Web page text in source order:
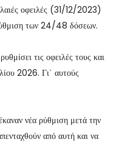
οφειλές (31/12/2023)
των 24/48 δόσεων.
τις οφειλές τους και
2026. Γι΄ αυτούς
νέα ρύθμιση μετά την
από αυτή και να